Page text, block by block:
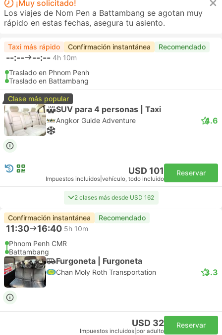
¡Muy solicitado!
Los viajes de Nom Pen a Battambang se agotan muy
rápido en estas fechas, asegura tu asiento.
Taxi más rápido Confirmación instantánea Recomendado
--:-- --:-- 4h 10m
Traslado en Phnom Penh
Traslado en Battambang
Clase más popular
SUV para 4 personas | Taxi
Angkor Guide Adventure 4.6
USD 101
Impuestos incluidos vehículo, todo incluido
Reservar
2 clases más desde USD 162
Confirmación instantánea Recomendado
11:30 16:40 5h 10m
Phnom Penh CMR
Battambang
Furgoneta | Furgoneta
Chan Moly Roth Transportation 3.3
USD 32
Impuestos incluidos por adulto
Reservar